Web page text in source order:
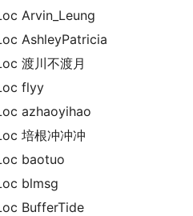
Arvin_Leung
AshleyPatricia
渡川不渡月
flyy
azhaoyihao
培根冲冲冲
baotuo
blmsg
BufferTide